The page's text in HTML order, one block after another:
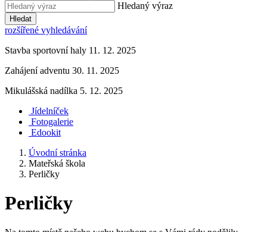
Hledaný výraz
Hledat
rozšířené vyhledávání
Stavba sportovní haly 11. 12. 2025
Zahájení adventu 30. 11. 2025
Mikulášská nadílka 5. 12. 2025
Jídelníček
Fotogalerie
Edookit
Úvodní stránka
Mateřská škola
Perličky
Perličky